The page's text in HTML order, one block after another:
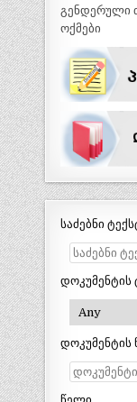
გენდერული
ოქმები
საძებნი
დოკუმენტის
დოკუმენტის